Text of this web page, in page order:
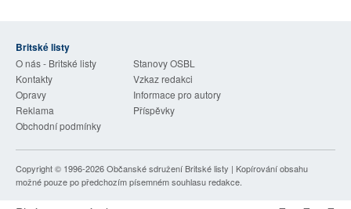
Britské listy
O nás - Britské listy
Stanovy OSBL
Kontakty
Vzkaz redakci
Opravy
Informace pro autory
Reklama
Příspěvky
Obchodní podmínky
Copyright © 1996-2026Občanské sdružení Britské listy | Kopírování obsahu
možné pouze po předchozím písemném souhlasu redakce.